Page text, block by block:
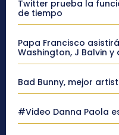
Twitter prueba la
de tiempo
Papa Francisco
Washington, J Balvin
Bad Bunny, mejor
#Video Danna Paola